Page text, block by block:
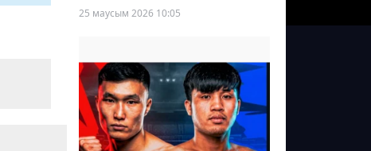
25 маусым 2026 10:05